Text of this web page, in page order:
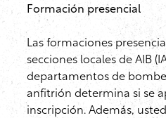
Formación presencial
Las formaciones
secciones locales de AIB
departamentos de
anfitrión determina si se
inscripción. Además,